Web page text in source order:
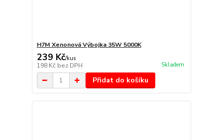
H7M Xenonová Výbojka 35W 5000K
239 Kč/kus
198 Kč bez DPH Skladem
Přidat do košíku